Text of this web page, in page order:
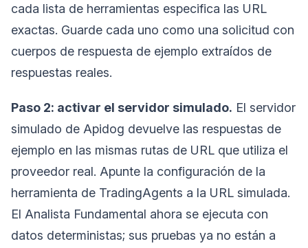
cada lista de herramientas especifica las URL
exactas. Guarde cada uno como una solicitud con
cuerpos de respuesta de ejemplo extraídos de
respuestas reales.
Paso 2: activar el servidor simulado. El servidor
simulado de Apidog devuelve las respuestas de
ejemplo en las mismas rutas de URL que utiliza el
proveedor real. Apunte la configuración de la
herramienta de TradingAgents a la URL simulada.
El Analista Fundamental ahora se ejecuta con
datos deterministas; sus pruebas ya no están a